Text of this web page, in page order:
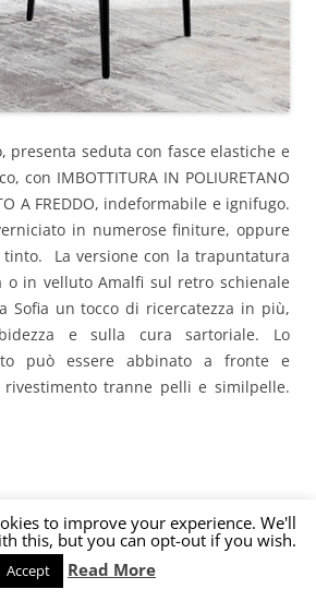
presenta seduta con fasce elastiche e
con IMBOTTITURA IN POLIURETANO
A FREDDO, indeformabile e ignifugo.
in numerose finiture, oppure
La versione con la trapuntatura
o in velluto Amalfi sul retro schienale
Sofia un tocco di ricercatezza in più,
e sulla cura sartoriale. Lo
può essere abbinato a fronte e
tranne pelli e similpelle.
ed eleganti della sedia Denise Flex
si fanno insolite e originali nella
alto. Entrambe le versioni offrono
to improve your experience. We'll
this, but you can opt-out if you wish.
Accept Read More